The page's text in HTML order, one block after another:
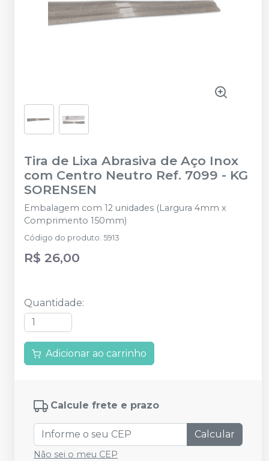
Tira de Lixa Abrasiva de Aço Inox
com Centro Neutro Ref. 7099 - KG
SORENSEN
Embalagem com 12 unidades (Largura 4mm x
Comprimento 150mm)
Código do produto: 5913
R$ 26,00
Quantidade:
Adicionar ao carrinho
Calcule frete e prazo
Calcular
Não sei o meu CEP